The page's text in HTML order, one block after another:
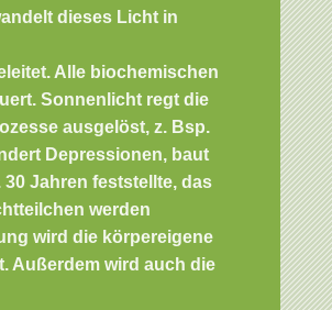
dieses Licht in
Alle biochemischen
Sonnenlicht regt die
ausgelöst, z. Bsp.
Depressionen, baut
Jahren feststellte, das
werden
wird die körpereigene
Außerdem wird auch die